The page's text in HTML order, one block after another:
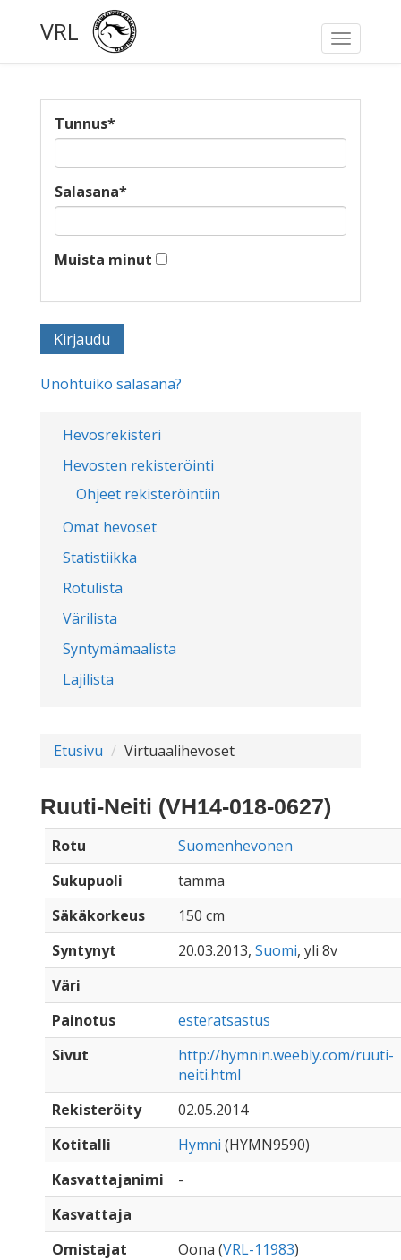
Toggle
VRL
Hevosrekisteri
Hevosten rekisteröinti
Ohjeet rekisteröintiin
Omat hevoset
Statistiikka
Rotulista
Värilista
Syntymämaalista
Lajilista
Tunnus*
Salasana*
Muista minut
Unohtuiko salasana?
Etusivu Virtuaalihevoset
Ruuti-Neiti (VH14-018-0627)
Rotu
Suomenhevonen
Sukupuoli
tamma
Säkäkorkeus
150 cm
Syntynyt
20.03.2013, Suomi, yli 8v
Väri
Painotus
esteratsastus
Sivut
http://hymnin.weebly.com/ruuti-
neiti.html
Rekisteröity
02.05.2014
Kotitalli
Hymni (HYMN9590)
Kasvattajanimi
-
Kasvattaja
Omistajat
Oona (VRL-11983)